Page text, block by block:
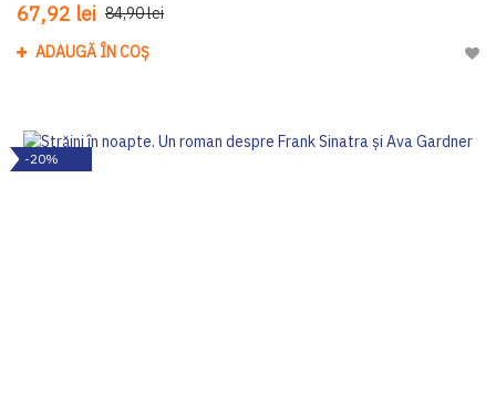
67,92 lei 84,90 lei
ADAUGĂ ÎN COȘ
-20%